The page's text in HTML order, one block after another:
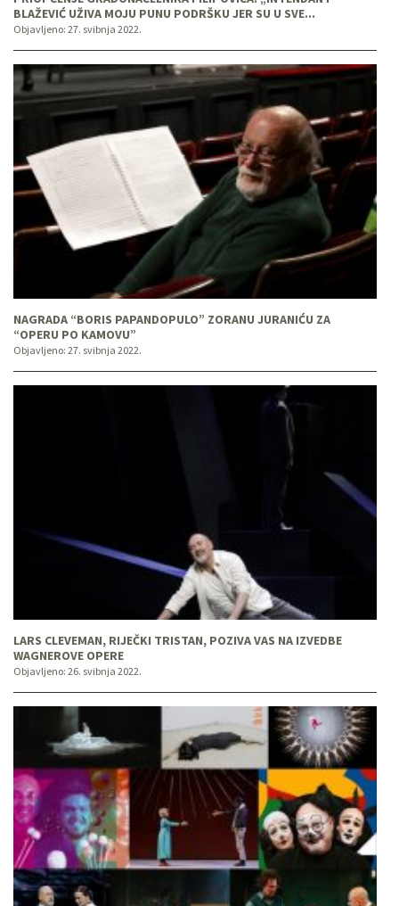
BLAŽEVIĆ UŽIVA MOJU PUNU PODRŠKU JER SU U SVE...
Objavljeno: 27. svibnja 2022.
NAGRADA “BORIS PAPANDOPULO” ZORANU JURANIĆU ZA
“OPERU PO KAMOVU”
Objavljeno: 27. svibnja 2022.
LARS CLEVEMAN, RIJEČKI TRISTAN, POZIVA VAS NA IZVEDBE
WAGNEROVE OPERE
Objavljeno: 26. svibnja 2022.